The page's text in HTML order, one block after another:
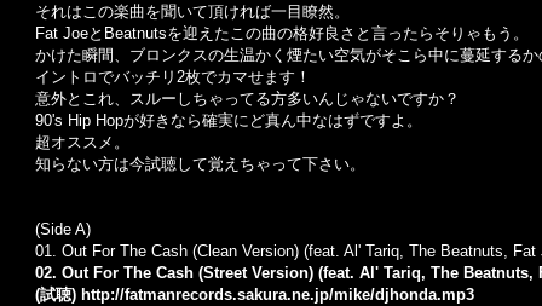
それはこの楽曲を聞いて頂ければ一目瞭然。
Fat JoeとBeatnutsを迎えたこの曲の格好良さと言ったらそりゃもう。
かけた瞬間、ブロンクスの生温かく煙たい空気がそこら中に蔓延する
イントロでバッチリ2枚でカマせます！
意外とこれ、スルーしちゃってる方多いんじゃないですか？
90's Hip Hopが好きなら確実にど真ん中なはずですよ。
超オススメ。
知らない方は今試聴して覚えちゃって下さい。
(Side A)
01. Out For The Cash (Clean Version) (feat. Al' Tariq, The Beatnuts,
02. Out For The Cash (Street Version) (feat. Al' Tariq, The Beatnuts,
(試聴) http://fatmanrecords.sakura.ne.jp/mike/djhonda.mp3